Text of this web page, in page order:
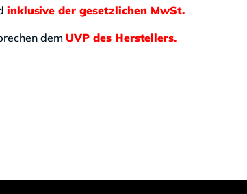
inklusive der gesetzlichen MwSt.
dem UVP des Herstellers.